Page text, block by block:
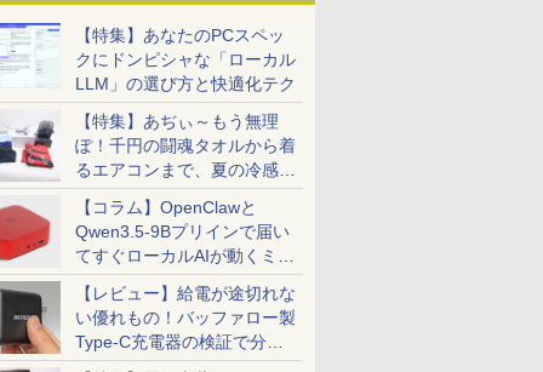
【特集】あなたのPCスペッ
クにドンピシャな「ローカル
LLM」の選び方と快適化テク
【特集】あぢぃ～もう無理
ぽ！千円の闘魂タオルから着
るエアコンまで、夏の冷感グ
ッズ一挙紹介
【コラム】OpenClawと
Qwen3.5-9Bプリインで届い
てすぐローカルAIが動くミニ
PC「SER9 Pro」
【レビュー】給電が途切れな
い優れもの！バッファロー製
Type-C充電器の検証で分か
ったこと